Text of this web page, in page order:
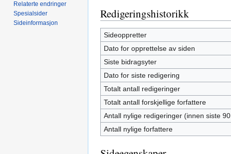
Redigeringshistorikk
Sideoppretter
Dato for opprettelse av siden
Siste bidragsyter
Dato for siste redigering
Totalt antall redigeringer
Totalt antall forskjellige forfattere
Antall nylige redigeringer (innen siste
Antall nylige forfattere
Relaterte endringer
Spesialsider
Sideinformasjon